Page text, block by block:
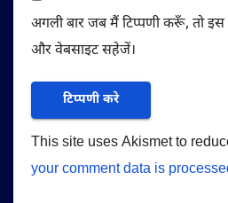
अगली बार जब मैं टिप्पणी करूँ, तो इस
और वेबसाइट सहेजें।
This site uses Akismet to
your comment data is